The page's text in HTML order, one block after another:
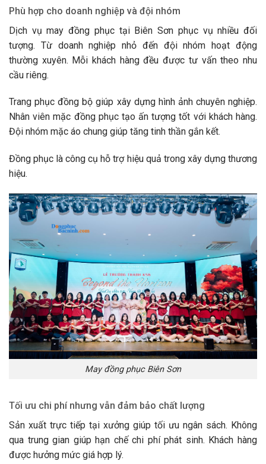
Phù hợp cho doanh nghiệp và đội nhóm
Dịch vụ may đồng phục tại Biên Sơn phục vụ nhiều đối
tượng. Từ doanh nghiệp nhỏ đến đội nhóm hoạt động
thường xuyên. Mỗi khách hàng đều được tư vấn theo nhu
cầu riêng.
Trang phục đồng bộ giúp xây dựng hình ảnh chuyên nghiệp.
Nhân viên mặc đồng phục tạo ấn tượng tốt với khách hàng.
Đội nhóm mặc áo chung giúp tăng tinh thần gắn kết.
Đồng phục là công cụ hỗ trợ hiệu quả trong xây dựng thương
hiệu.
May đồng phục Biên Sơn
Tối ưu chi phí nhưng vẫn đảm bảo chất lượng
Sản xuất trực tiếp tại xưởng giúp tối ưu ngân sách. Không
qua trung gian giúp hạn chế chi phí phát sinh. Khách hàng
được hưởng mức giá hợp lý.